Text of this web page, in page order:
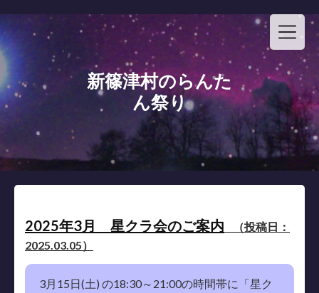
content
新篠津村のらんた
ん祭り
2025年3月 星クラ会のご案内 （投稿日：
2025.03.05）
3月15日(土) の18:30～21:00の時間帯に「星ク